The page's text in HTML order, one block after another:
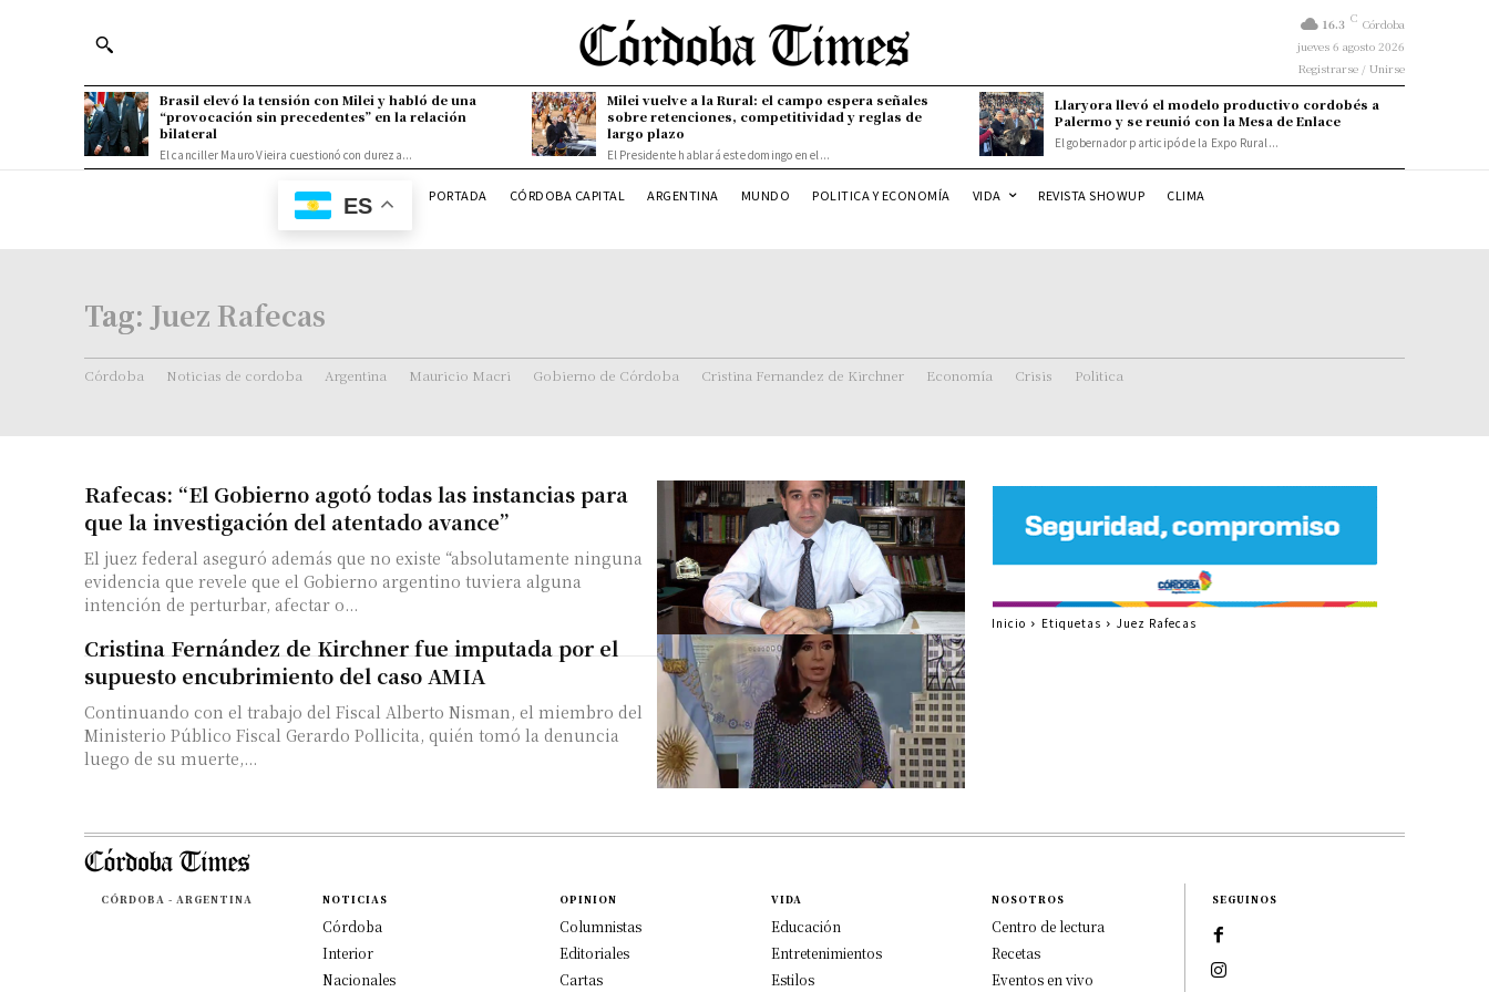
16.3 C Córdoba
jueves 6 agosto 2026
Registrarse / Unirse
Brasil elevó la tensión con Milei y habló de una
“provocación sin precedentes” en la relación
bilateral
El canciller Mauro Vieira cuestionó con dureza...
Milei vuelve a la Rural: el campo espera señales
sobre retenciones, competitividad y reglas de
largo plazo
El Presidente hablará este domingo en el...
Llaryora llevó el modelo productivo cordobés a
Palermo y se reunió con la Mesa de Enlace
El gobernador participó de la Expo Rural...
ES PORTADA CÓRDOBA CAPITAL ARGENTINA MUNDO POLITICA Y ECONOMÍA VIDA REVISTA SHOWUP CLIMA
Tag: Juez Rafecas
Córdoba Noticias de cordoba Argentina Mauricio Macri Gobierno de Córdoba Cristina Fernandez de Kirchner Economía Crisis Politica
Rafecas: “El Gobierno agotó todas las instancias para
que la investigación del atentado avance”
El juez federal aseguró además que no existe “absolutamente ninguna
evidencia que revele que el Gobierno argentino tuviera alguna
intención de perturbar, afectar o...
Cristina Fernández de Kirchner fue imputada por el
supuesto encubrimiento del caso AMIA
Continuando con el trabajo del Fiscal Alberto Nisman, el miembro del
Ministerio Público Fiscal Gerardo Pollicita, quién tomó la denuncia
luego de su muerte,...
Inicio Etiquetas Juez Rafecas
CÓRDOBA - ARGENTINA NOTICIAS
Córdoba
Interior
Nacionales
OPINION
Columnistas
Editoriales
Cartas
VIDA
Educación
Entretenimientos
Estilos
NOSOTROS
Centro de lectura
Recetas
Eventos en vivo
SEGUINOS